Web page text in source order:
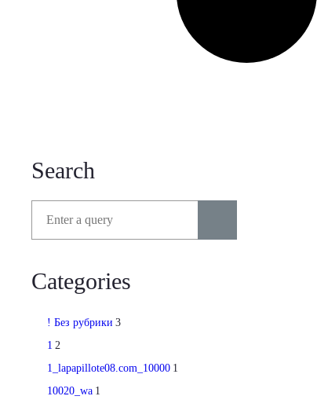
Search
Search for:
Categories
! Без рубрики 3
1 2
1_lapapillote08.com_10000 1
10020_wa 1